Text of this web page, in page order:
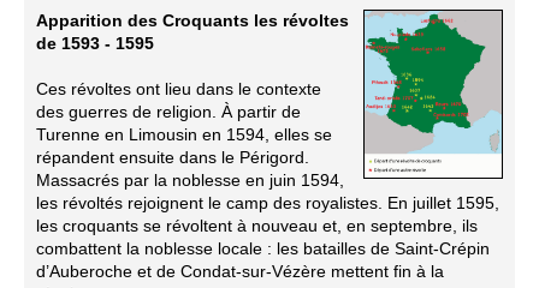
Apparition des Croquants les révoltes
de 1593 - 1595
Ces révoltes ont lieu dans le contexte
des guerres de religion. À partir de
Turenne en Limousin en 1594, elles se
répandent ensuite dans le Périgord.
Massacrés par la noblesse en juin 1594,
les révoltés rejoignent le camp des royalistes. En juillet 1595,
les croquants se révoltent à nouveau et, en septembre, ils
combattent la noblesse locale : les batailles de Saint-Crépin
d’Auberoche et de Condat-sur-Vézère mettent fin à la